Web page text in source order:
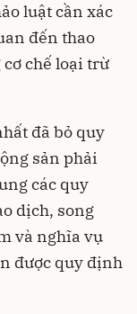
luật cần xác
đến thao
chế loại trừ
đã bỏ quy
sản phải
các quy
dịch, song
và nghĩa vụ
được quy định